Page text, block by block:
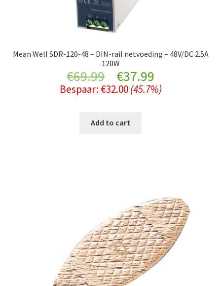
Mean Well SDR-120-48 – DIN-rail netvoeding – 48V/DC 2.5A
120W
€69.99
Original
price
was:
€37.99Current
price
Bespaar: €32.00 (45.7%)
Add to cart